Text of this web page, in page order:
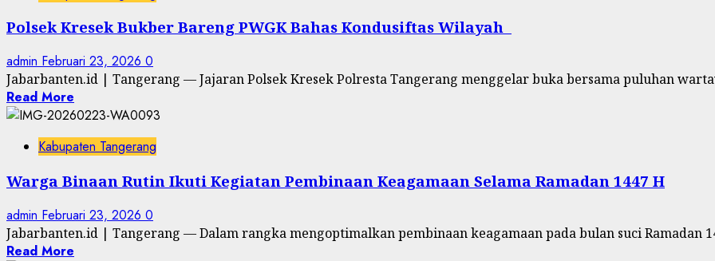
Polsek Kresek Bukber Bareng PWGK Bahas Kondusiftas Wilayah ‎
admin Februari 23, 2026 0
Jabarbanten.id | Tangerang — Jajaran Polsek Kresek Polresta Tangerang menggelar buka bersama puluhan
Read More
Kabupaten Tangerang
Warga Binaan Rutin Ikuti Kegiatan Pembinaan Keagamaan Selama Ramadan 1447 H
admin Februari 23, 2026 0
Jabarbanten.id | Tangerang — Dalam rangka mengoptimalkan pembinaan keagamaan pada bulan suci Ramadan
Read More